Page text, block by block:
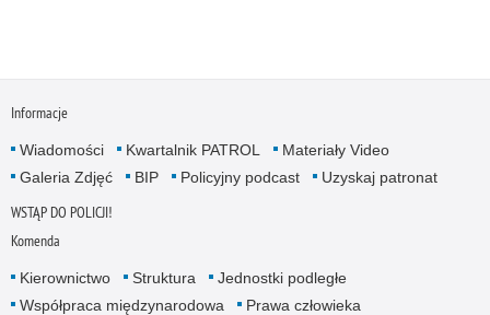
Informacje
Wiadomości Kwartalnik PATROL
Materiały Video
Galeria Zdjęć
BIP Policyjny podcast Uzyskaj patronat
WSTĄP DO POLICJI!
Komenda
Kierownictwo Struktura
Jednostki podległe
Współpraca międzynarodowa
Prawa człowieka